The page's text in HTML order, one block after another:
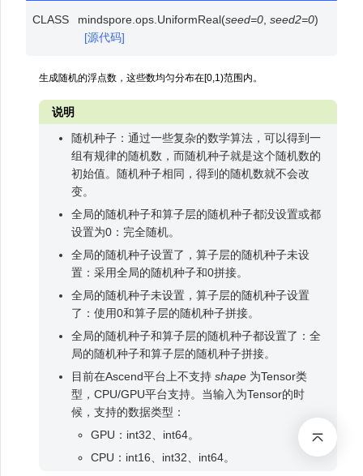
CLASS mindspore.ops. UniformReal(seed=0 ,seed2=0)
[源代码]
生成随机的浮点数，这些数均匀分布在[0,1)范围内。
说明
随机种子：通过一些复杂的数学算法，可以得到一
组有规律的随机数，而随机种子就是这个随机数的
初始值。随机种子相同，得到的随机数就不会改
变。
全局的随机种子和算子层的随机种子都没设置或都
设置为0：完全随机。
全局的随机种子设置了，算子层的随机种子未设
置：采用全局的随机种子和0拼接。
全局的随机种子未设置，算子层的随机种子设置
了：使用0和算子层的随机种子拼接。
全局的随机种子和算子层的随机种子都设置了：全
局的随机种子和算子层的随机种子拼接。
目前在Ascend平台上不支持 shape 为Tensor类
型，CPU/GPU平台支持。当输入为Tensor的时
候，支持的数据类型：
GPU：int32、int64。
CPU：int16、int32、int64。